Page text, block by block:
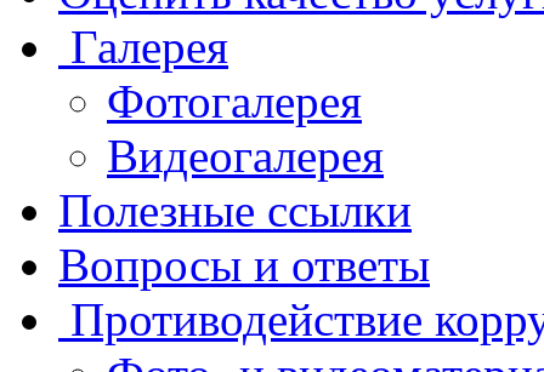
Галерея
Фотогалерея
Видеогалерея
Полезные ссылки
Вопросы и ответы
Противодействие